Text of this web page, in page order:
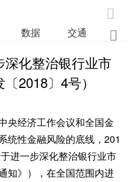

数据 交通 
化整治银行业市
2018〕4号）
央经济工作会议和全国金
统性金融风险的底线，201
进一步深化整治银行业市
知》），在全国范围内进